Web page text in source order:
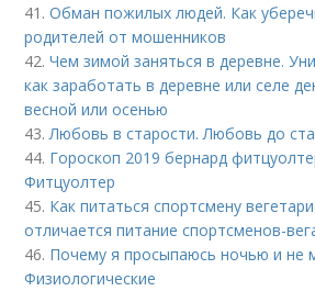
41.Обман пожилых людей. Как
родителей от мошенников
42.Чем зимой заняться в деревне.
как заработать в деревне или селе
весной или осенью
43.Любовь в старости. Любовь до
44. Гороскоп 2019 бернард
Фитцуолтер
45. Как питаться спортсмену
отличается питание спортсменов-
46. Почему я просыпаюсь ночью и не
Физиологические